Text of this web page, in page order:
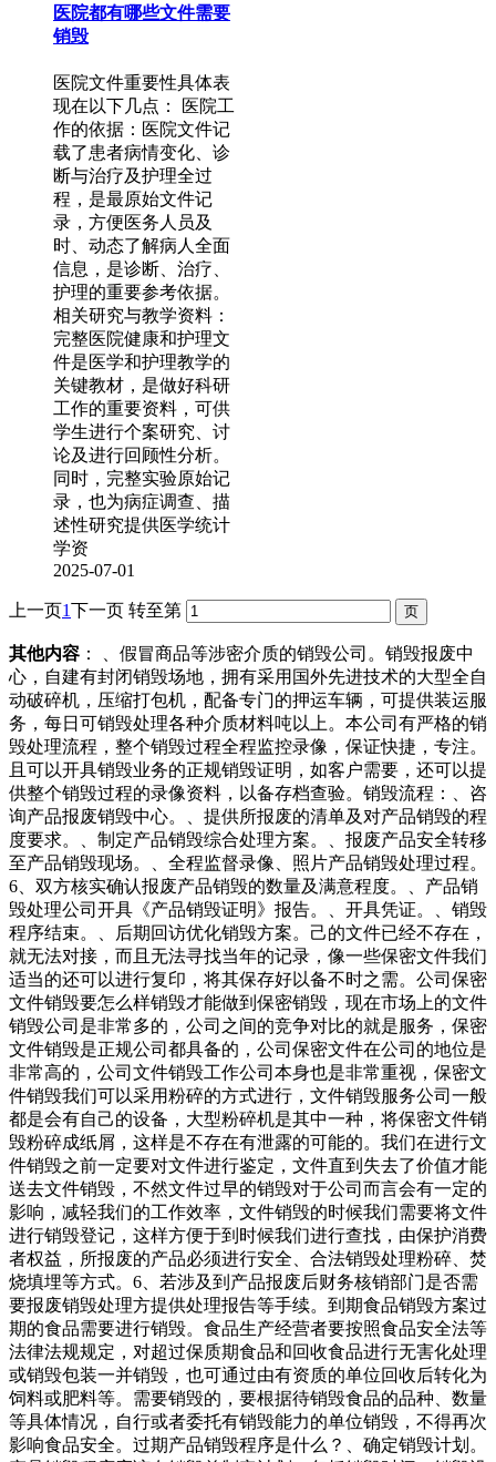
医院都有哪些文件需要
销毁
医院文件重要性具体表
现在以下几点： 医院工
作的依据：医院文件记
载了患者病情变化、诊
断与治疗及护理全过
程，是最原始文件记
录，方便医务人员及
时、动态了解病人全面
信息，是诊断、治疗、
护理的重要参考依据。
相关研究与教学资料：
完整医院健康和护理文
件是医学和护理教学的
关键教材，是做好科研
工作的重要资料，可供
学生进行个案研究、讨
论及进行回顾性分析。
同时，完整实验原始记
录，也为病症调查、描
述性研究提供医学统计
学资
2025-07-01
上一页1下一页 转至第
其他内容 ： 、假冒商品等涉密介质的销毁公司。销毁报废中
心，自建有封闭销毁场地，拥有采用国外先进技术的大型全自
动破碎机，压缩打包机，配备专门的押运车辆，可提供装运服
务，每日可销毁处理各种介质材料吨以上。本公司有严格的销
毁处理流程，整个销毁过程全程监控录像，保证快捷，专注。
且可以开具销毁业务的正规销毁证明，如客户需要，还可以提
供整个销毁过程的录像资料，以备存档查验。销毁流程：、咨
询产品报废销毁中心。、提供所报废的清单及对产品销毁的程
度要求。、制定产品销毁综合处理方案。、报废产品安全转移
至产品销毁现场。、全程监督录像、照片产品销毁处理过程。
6、双方核实确认报废产品销毁的数量及满意程度。、产品销
毁处理公司开具《产品销毁证明》报告。、开具凭证。、销毁
程序结束。、后期回访优化销毁方案。己的文件已经不存在，
就无法对接，而且无法寻找当年的记录，像一些保密文件我们
适当的还可以进行复印，将其保存好以备不时之需。公司保密
文件销毁要怎么样销毁才能做到保密销毁，现在市场上的文件
销毁公司是非常多的，公司之间的竞争对比的就是服务，保密
文件销毁是正规公司都具备的，公司保密文件在公司的地位是
非常高的，公司文件销毁工作公司本身也是非常重视，保密文
件销毁我们可以采用粉碎的方式进行，文件销毁服务公司一般
都是会有自己的设备，大型粉碎机是其中一种，将保密文件销
毁粉碎成纸屑，这样是不存在有泄露的可能的。我们在进行文
件销毁之前一定要对文件进行鉴定，文件直到失去了价值才能
送去文件销毁，不然文件过早的销毁对于公司而言会有一定的
影响，减轻我们的工作效率，文件销毁的时候我们需要将文件
进行销毁登记，这样方便于到时候我们进行查找，由保护消费
者权益，所报废的产品必须进行安全、合法销毁处理粉碎、焚
烧填埋等方式。6、若涉及到产品报废后财务核销部门是否需
要报废销毁处理方提供处理报告等手续。到期食品销毁方案过
期的食品需要进行销毁。食品生产经营者要按照食品安全法等
法律法规规定，对超过保质期食品和回收食品进行无害化处理
或销毁包装一并销毁，也可通过由有资质的单位回收后转化为
饲料或肥料等。需要销毁的，要根据待销毁食品的品种、数量
等具体情况，自行或者委托有销毁能力的单位销毁，不得再次
影响食品安全。过期产品销毁程序是什么？、确定销毁计划。